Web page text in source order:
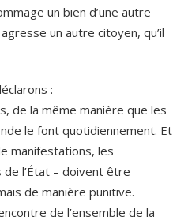
un bien d’une autre
un autre citoyen, qu’il
:
de la même manière que les
le font quotidiennement. Et
manifestations, les
de l’État – doivent être
de manière punitive.
de l’ensemble de la